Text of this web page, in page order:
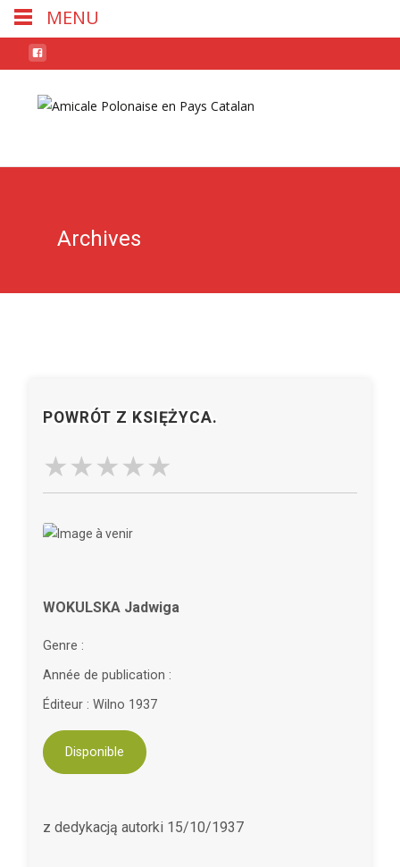
Archives
POWRÓT Z KSIĘŻYCA.
WOKULSKA Jadwiga
Genre :
Année de publication :
Éditeur : Wilno 1937
Disponible
z dedykacją autorki 15/10/1937
MENU